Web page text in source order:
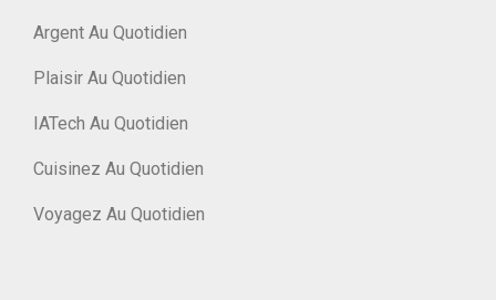
Argent Au Quotidien
Plaisir Au Quotidien
IATech Au Quotidien
Cuisinez Au Quotidien
Voyagez Au Quotidien